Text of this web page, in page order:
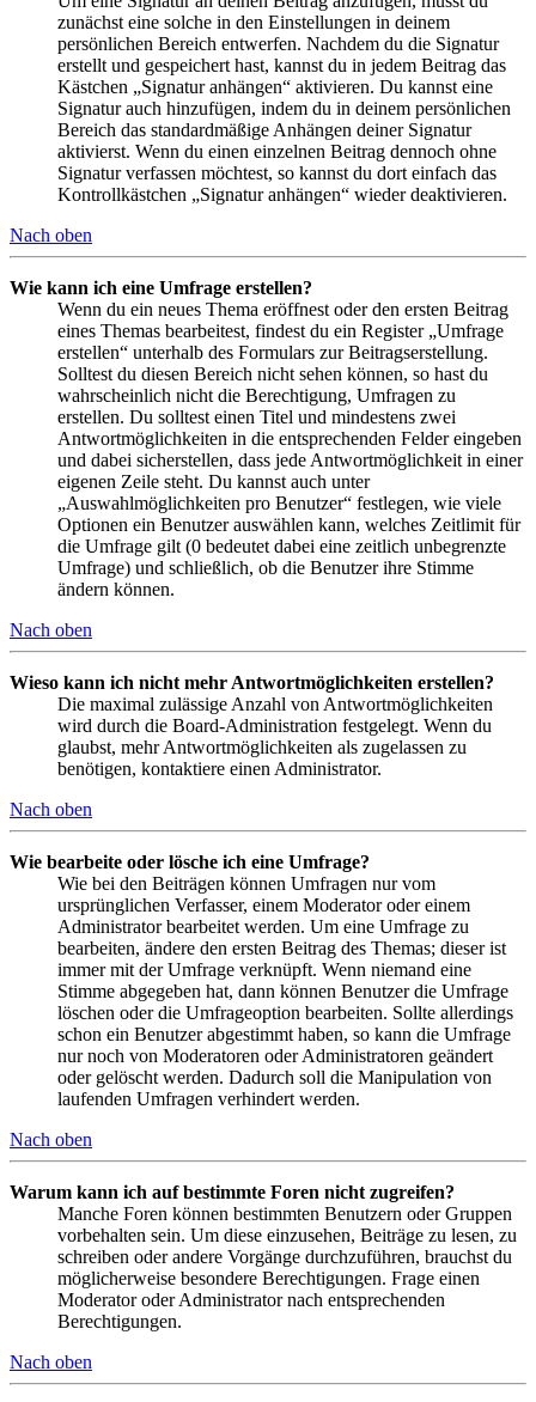
zunächst eine solche in den Einstellungen in deinem
persönlichen Bereich entwerfen. Nachdem du die Signatur
erstellt und gespeichert hast, kannst du in jedem Beitrag das
Kästchen „Signatur anhängen“ aktivieren. Du kannst eine
Signatur auch hinzufügen, indem du in deinem persönlichen
Bereich das standardmäßige Anhängen deiner Signatur
aktivierst. Wenn du einen einzelnen Beitrag dennoch ohne
Signatur verfassen möchtest, so kannst du dort einfach das
Kontrollkästchen „Signatur anhängen“ wieder deaktivieren.
Nach oben
Wie kann ich eine Umfrage erstellen?
Wenn du ein neues Thema eröffnest oder den ersten Beitrag
eines Themas bearbeitest, findest du ein Register „Umfrage
erstellen“ unterhalb des Formulars zur Beitragserstellung.
Solltest du diesen Bereich nicht sehen können, so hast du
wahrscheinlich nicht die Berechtigung, Umfragen zu
erstellen. Du solltest einen Titel und mindestens zwei
Antwortmöglichkeiten in die entsprechenden Felder eingeben
und dabei sicherstellen, dass jede Antwortmöglichkeit in einer
eigenen Zeile steht. Du kannst auch unter
„Auswahlmöglichkeiten pro Benutzer“ festlegen, wie viele
Optionen ein Benutzer auswählen kann, welches Zeitlimit für
die Umfrage gilt (0 bedeutet dabei eine zeitlich unbegrenzte
Umfrage) und schließlich, ob die Benutzer ihre Stimme
ändern können.
Nach oben
Wieso kann ich nicht mehr Antwortmöglichkeiten erstellen?
Die maximal zulässige Anzahl von Antwortmöglichkeiten
wird durch die Board-Administration festgelegt. Wenn du
glaubst, mehr Antwortmöglichkeiten als zugelassen zu
benötigen, kontaktiere einen Administrator.
Nach oben
Wie bearbeite oder lösche ich eine Umfrage?
Wie bei den Beiträgen können Umfragen nur vom
ursprünglichen Verfasser, einem Moderator oder einem
Administrator bearbeitet werden. Um eine Umfrage zu
bearbeiten, ändere den ersten Beitrag des Themas; dieser ist
immer mit der Umfrage verknüpft. Wenn niemand eine
Stimme abgegeben hat, dann können Benutzer die Umfrage
löschen oder die Umfrageoption bearbeiten. Sollte allerdings
schon ein Benutzer abgestimmt haben, so kann die Umfrage
nur noch von Moderatoren oder Administratoren geändert
oder gelöscht werden. Dadurch soll die Manipulation von
laufenden Umfragen verhindert werden.
Nach oben
Warum kann ich auf bestimmte Foren nicht zugreifen?
Manche Foren können bestimmten Benutzern oder Gruppen
vorbehalten sein. Um diese einzusehen, Beiträge zu lesen, zu
schreiben oder andere Vorgänge durchzuführen, brauchst du
möglicherweise besondere Berechtigungen. Frage einen
Moderator oder Administrator nach entsprechenden
Berechtigungen.
Nach oben